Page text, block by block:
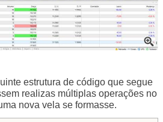
estrutura de código que segue
realizas múltiplas operações no
nova vela se formasse.